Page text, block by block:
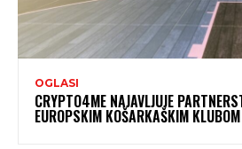
OGLASI
CRYPTO4ME NAJAVLJUJE
EUROPSKIM KOŠARKAŠKIM KLUBOM